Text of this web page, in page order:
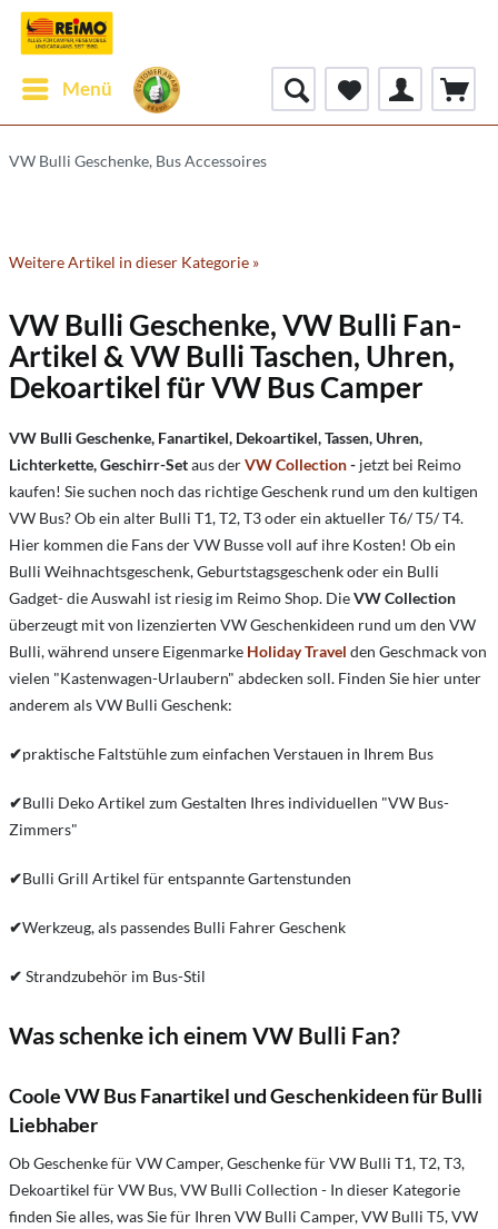
Menü
VW Bulli Geschenke, Bus Accessoires
Weitere Artikel in dieser Kategorie »
VW Bulli Geschenke, VW Bulli Fan-
Artikel & VW Bulli Taschen, Uhren,
Dekoartikel für VW Bus Camper
VW Bulli Geschenke, Fanartikel, Dekoartikel, Tassen, Uhren,
Lichterkette, Geschirr-Setaus derVW Collection- jetzt bei Reimo
kaufen! Sie suchen noch das richtige Geschenk rund um den kultigen
VW Bus? Ob ein alter Bulli T1, T2, T3 oder ein aktueller T6/ T5/ T4.
Hier kommen die Fans der VW Busse voll auf ihre Kosten! Ob ein
Bulli Weihnachtsgeschenk, Geburtstagsgeschenk oder ein Bulli
Gadget- die Auswahl ist riesig im Reimo Shop. DieVW Collection
überzeugt mit von lizenzierten VW Geschenkideen rund um den VW
Bulli, während unsere Eigenmarke Holiday Travel den Geschmack von
vielen "Kastenwagen-Urlaubern" abdecken soll. Finden Sie hier unter
anderem als VW Bulli Geschenk:
✔praktische Faltstühle zum einfachen Verstauen in Ihrem Bus
✔Bulli Deko Artikel zum Gestalten Ihres individuellen "VW Bus-
Zimmers"
✔Bulli Grill Artikel für entspannte Gartenstunden
✔Werkzeug, als passendes Bulli Fahrer Geschenk
✔ Strandzubehör im Bus-Stil
Was schenke ich einem VW Bulli Fan?
Coole VW Bus Fanartikel und Geschenkideen für Bulli
Liebhaber
Ob Geschenke für VW Camper, Geschenke für VW Bulli T1, T2, T3,
Dekoartikel für VW Bus, VW Bulli Collection - In dieser Kategorie
finden Sie alles, was Sie für Ihren VW Bulli Camper, VW Bulli T5, VW